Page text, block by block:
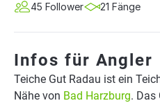
45 Follower 21 Fänge
Infos für Angler
Teiche Gut Radau ist ein
Nähe von Bad Harzburg. Das